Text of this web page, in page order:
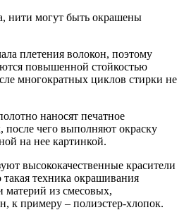
нити могут быть окрашены
плетения волокон, поэтому
повышенной стойкостью
многократных циклов стирки не
наносят печатное
после чего выполняют окраску
на нее картинкой.
высококачественные красители
техника окрашивания
материй из смесовых,
к примеру – полиэстер-хлопок.